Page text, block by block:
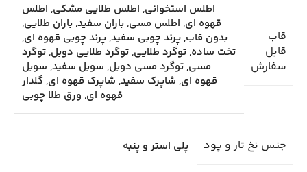
قاب
قابل
سفارش
اطلس استخوانی, اطلس طلایی مشکی, اطلس
قهوه ای, اطلس مسی,باران سفید,باران طلایی,
بدون قاب,پرند چوبی سفید,پرند چوبی قهوه ای,
تخت ساده,توگرد طلایی,توگرد طلایی دوبل,توگرد
مسی,توگرد مسی دوبل, سوبل سفید, سوبل
قهوه ای, شاپرک سفید, شاپرک قهوه ای,گلدار
قهوه ای, ورق طلا چوبی
جنس نخ تار و پود پلی استر و پنبه